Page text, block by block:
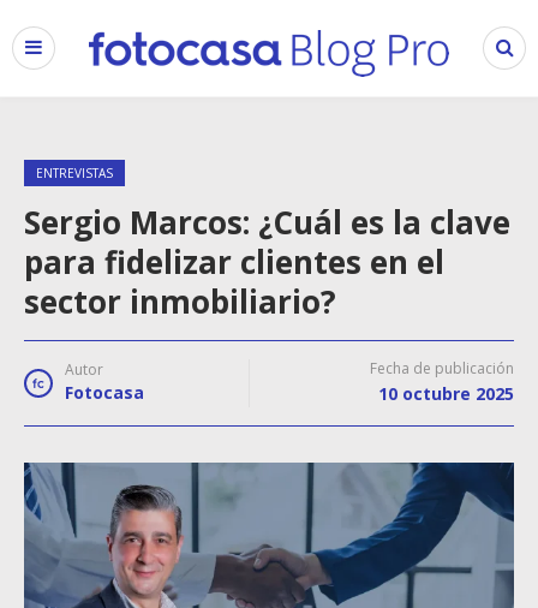
ENTREVISTAS
Sergio Marcos: ¿Cuál es la clave
para fidelizar clientes en el
sector inmobiliario?
Autor
Fotocasa
Fecha de publicación
10 octubre 2025